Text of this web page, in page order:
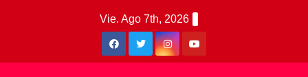
Vie. Ago 7th, 2026